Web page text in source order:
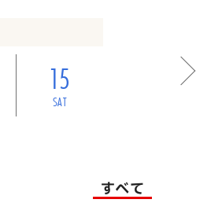
15
SAT
すべて